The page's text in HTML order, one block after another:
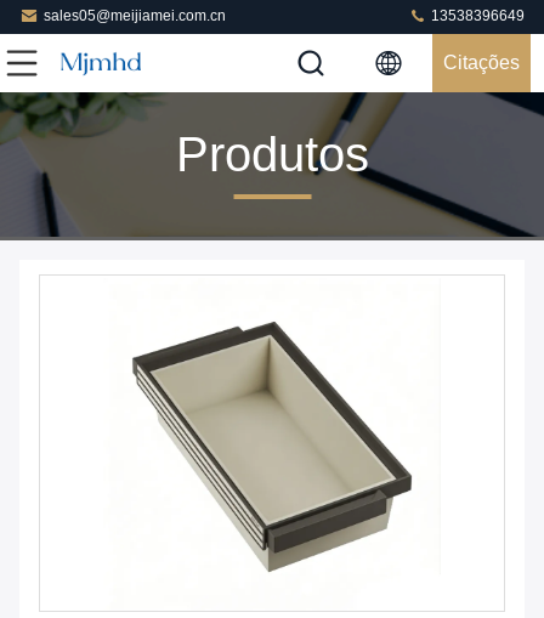
sales05@meijiamei.com.cn 13538396649
Citações
Produtos